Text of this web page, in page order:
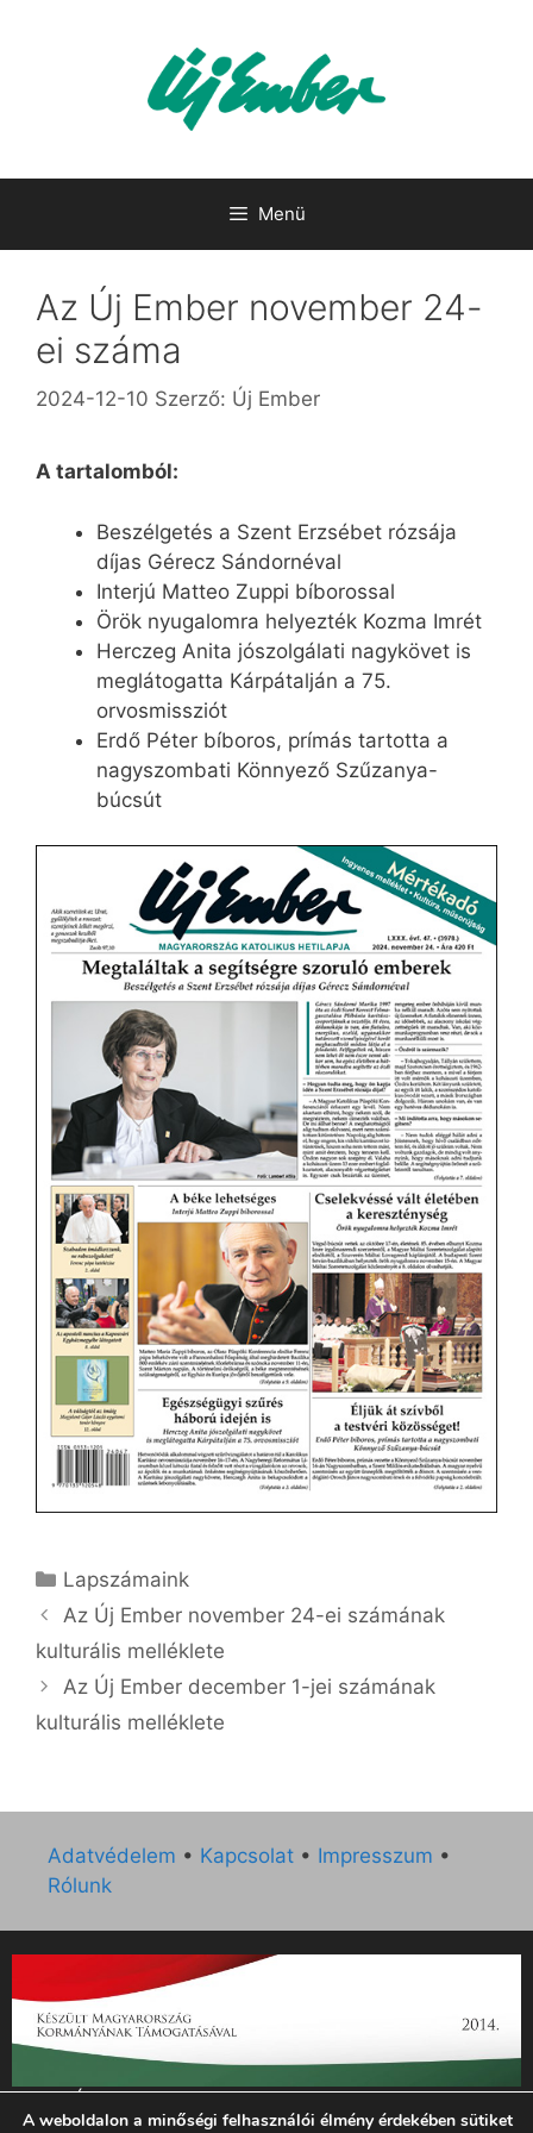
Menü
Az Új Ember november 24-
ei száma
2024-12-10 Szerző: Új Ember
A tartalomból:
Beszélgetés a Szent Erzsébet rózsája
díjas Gérecz Sándornéval
Interjú Matteo Zuppi bíborossal
Örök nyugalomra helyezték Kozma Imrét
Herczeg Anita jószolgálati nagykövet is
meglátogatta Kárpátalján a 75.
orvosmissziót
Erdő Péter bíboros, prímás tartotta a
nagyszombati Könnyező Szűzanya-
búcsút
Kategória
Lapszámaink
Az Új Ember november 24-ei számának
kulturális melléklete
Az Új Ember december 1-jei számának
kulturális melléklete
Adatvédelem • Kapcsolat • Impresszum •
Rólunk
„Az Új Ember katolikus hetilap 2014. évi működésének
támogatását az EGYH-KCP-14-P-0121 sz. támogatási
A weboldalon a minőségi felhasználói élmény érdekében sütiket